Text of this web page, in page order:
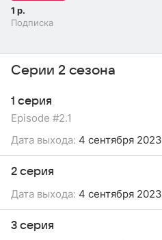
1 р.
Подписка
Серии 2 сезона
1 серия
Episode #2.1
Дата выхода: 4 сентября 2023
2 серия
Дата выхода: 4 сентября 2023
3 серия